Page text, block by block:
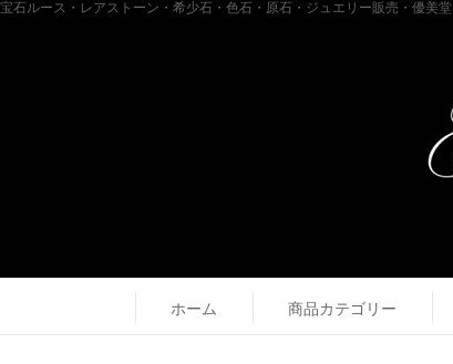
宝石ルース・レアストーン・希少石・色石・原石・ジュエリー販売・優美堂
ホーム 商品カテゴリー